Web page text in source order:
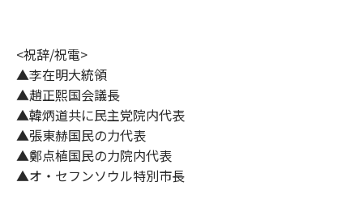
<祝辞/祝電>
▲李在明大統領
▲趙正熙国会議長
▲韓炳道共に民主党院内代表
▲張東赫国民の力代表
▲鄭点植国民の力院内代表
▲オ・セフンソウル特別市長